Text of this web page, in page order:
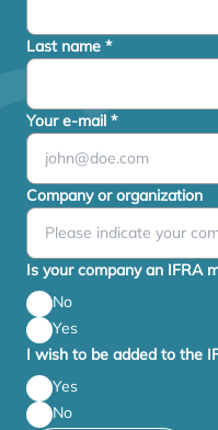
Last name *
Your e-mail *
Company or organization
Is your company an IFRA
No
Yes
I wish to be added to the
Yes
No